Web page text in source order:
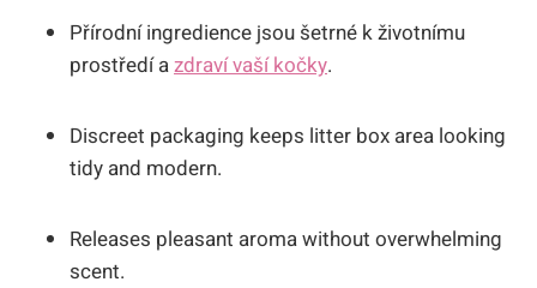
Přírodní ingredience jsou šetrné k životnímu
prostředí azdraví vaší kočky.
Discreet packaging keeps litter box area looking
tidy and modern.
Releases pleasant aroma without overwhelming
scent.